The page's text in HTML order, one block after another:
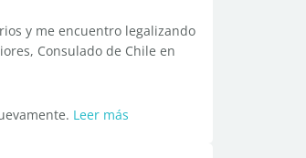
y me encuentro legalizando
Consulado de Chile en
Leer más